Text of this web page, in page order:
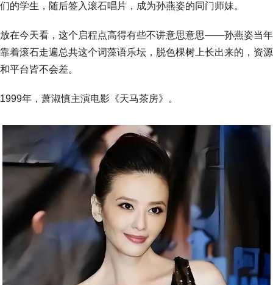
们的学生，随后签入滚石唱片，成为孙燕姿的同门师妹。
放在今天看，这个启程点高得有些不讲意思意思——孙燕姿当年
靠着滚石走遍总共这个词藻语乐坛，脱色棵树上长出来的，资源
和平台皆不会差。
1999年，萧淑慎主演电影《天马茶房》。